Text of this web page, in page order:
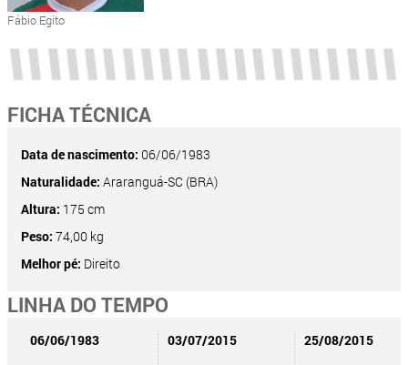
Fábio Egito
FICHA TÉCNICA
Data de nascimento: 06/06/1983
Naturalidade: Araranguá-SC (BRA)
Altura: 175 cm
Peso: 74,00 kg
Melhor pé: Direito
LINHA DO TEMPO
06/06/1983
03/07/2015
25/08/2015